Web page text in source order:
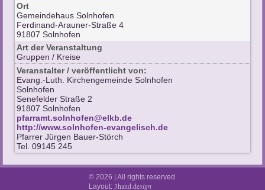
Ort
Gemeindehaus Solnhofen
Ferdinand-Arauner-Straße 4
91807 Solnhofen
Art der Veranstaltung
Gruppen / Kreise
Veranstalter / veröffentlicht von:
Evang.-Luth. Kirchengemeinde Solnhofen
Solnhofen
Senefelder Straße 2
91807 Solnhofen
pfarramt.solnhofen@elkb.de
http://www.solnhofen-evangelisch.de
Pfarrer Jürgen Bauer-Störch
Tel. 09145 245
© 2026 | All rights reserved.
Layout: 3hand.design